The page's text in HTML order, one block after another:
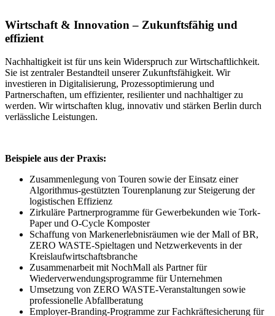
Wirtschaft & Innovation – Zukunftsfähig und
effizient
Nachhaltigkeit ist für uns kein Widerspruch zur Wirtschaftlichkeit.
Sie ist zentraler Bestandteil unserer Zukunftsfähigkeit. Wir
investieren in Digitalisierung, Prozessoptimierung und
Partnerschaften, um effizienter, resilienter und nachhaltiger zu
werden. Wir wirtschaften klug, innovativ und stärken Berlin durch
verlässliche Leistungen.
Beispiele aus der Praxis:
Zusammenlegung von Touren sowie der Einsatz einer
Algorithmus-gestützten Tourenplanung zur Steigerung der
logistischen Effizienz
Zirkuläre Partnerprogramme für Gewerbekunden wie Tork-
Paper und O-Cycle Komposter
Schaffung von Markenerlebnisräumen wie der Mall of BR,
ZERO WASTE-Spieltagen und Netzwerkevents in der
Kreislaufwirtschaftsbranche
Zusammenarbeit mit NochMall als Partner für
Wiederverwendungsprogramme für Unternehmen
Umsetzung von ZERO WASTE-Veranstaltungen sowie
professionelle Abfallberatung
Employer-Branding-Programme zur Fachkräftesicherung für